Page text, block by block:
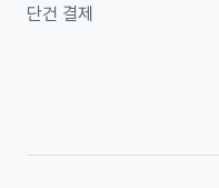
단건 결제